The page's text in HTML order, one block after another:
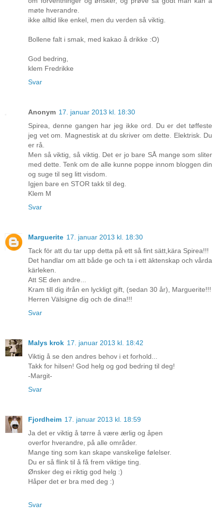
møte hverandre.
ikke alltid like enkel, men du verden så viktig.
Bollene falt i smak, med kakao å drikke :O)
God bedring,
klem Fredrikke
Svar
Anonym 17. januar 2013 kl. 18:30
Spirea, denne gangen har jeg ikke ord. Du er det tøffeste
jeg vet om. Magnestisk at du skriver om dette. Elektrisk. Du
er rå.
Men så viktig, så viktig. Det er jo bare SÅ mange som sliter
med dette. Tenk om de alle kunne poppe innom bloggen din
og suge til seg litt visdom.
Igjen bare en STOR takk til deg.
Klem M
Svar
Marguerite 17. januar 2013 kl. 18:30
Tack för att du tar upp detta på ett så fint sätt,kära Spirea!!!
Det handlar om att både ge och ta i ett äktenskap och vårda
kärleken.
Att SE den andre...
Kram till dig ifrån en lyckligt gift, (sedan 30 år), Marguerite!!!
Herren Välsigne dig och de dina!!!
Svar
Malys krok 17. januar 2013 kl. 18:42
Viktig å se den andres behov i et forhold...
Takk for hilsen! God helg og god bedring til deg!
-Margit-
Svar
Fjordheim 17. januar 2013 kl. 18:59
Ja det er viktig å tørre å være ærlig og åpen
overfor hverandre, på alle områder.
Mange ting som kan skape vanskelige følelser.
Du er så flink til å få frem viktige ting.
Ønsker deg ei riktig god helg :)
Håper det er bra med deg :)
Svar